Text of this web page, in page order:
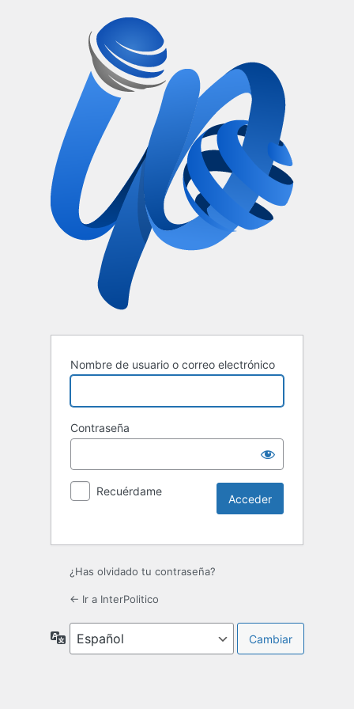
Nombre de usuario o correo electrónico
Contraseña
Recuérdame
¿Has olvidado tu contraseña?
← Ir a InterPolitico
Idioma